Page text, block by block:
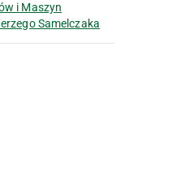
i Maszyn
Samelczaka